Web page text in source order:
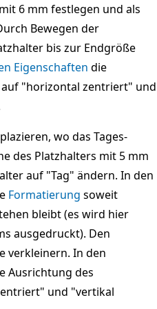
6 mm festlegen und als
Bewegen der
bis zur Endgröße
Eigenschaften die
"horizontal zentriert" und
wo das Tages-
des Platzhalters mit 5 mm
auf "Tag" ändern. In den
Formatierung soweit
bleibt (es wird hier
ausgedruckt). Den
verkleinern. In den
Ausrichtung des
und "vertikal